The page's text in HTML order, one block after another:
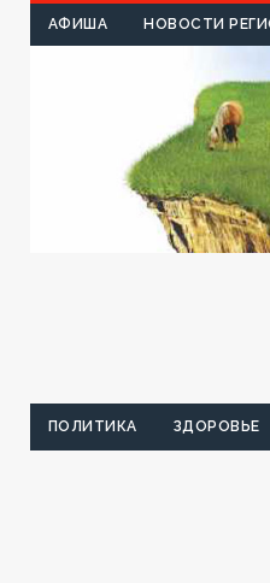
АФИША НОВОСТИ
ПОЛИТИКА ЗДОРОВЬЕ